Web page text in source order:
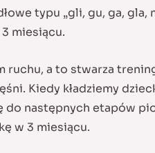
typu „gli, gu, ga, gla,
miesiącu.
ruchu, a to stwarza
Kiedy kładziemy
następnych etapów
w 3 miesiącu.